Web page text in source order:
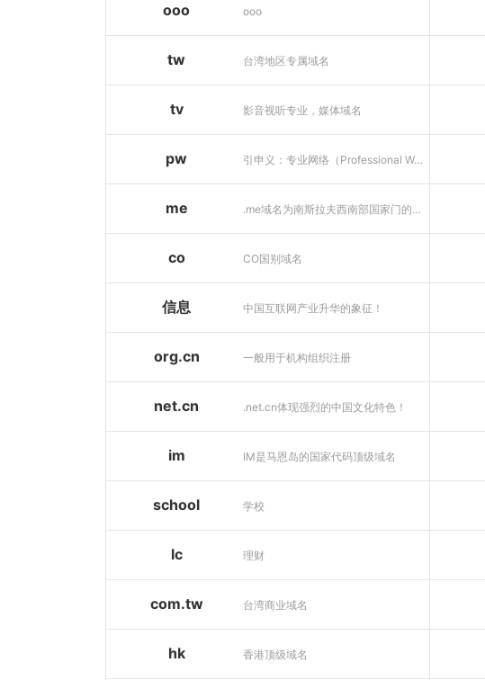
ooo ooo
tw 台湾地区专属域名
tv 影音视听专业，媒体域名
pw 引申义：专业网络（Professional Web）或个人网站
me .me域名为南斯拉夫西南部国家门的内哥罗的国家顶级域名
co CO国别域名
信息 中国互联网产业升华的象征！
org.cn 一般用于机构组织注册
net.cn .net.cn体现强烈的中国文化特色！
im IM是马恩岛的国家代码顶级域名
school 学校
lc 理财
com.tw 台湾商业域名
hk 香港顶级域名